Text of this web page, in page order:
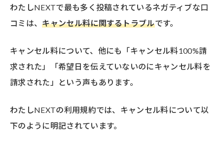
わたしNEXTで最も多く投稿されているネガティブな口
コミは、キャンセル料に関するトラブルです。
キャンセル料について、他にも「キャンセル料100%請
求された」「希望日を伝えていないのにキャンセル料を
請求された」という声もあります。
わたしNEXTの利用規約では、キャンセル料について以
下のように明記されています。